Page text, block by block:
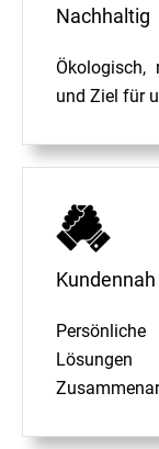
Nachhaltig
Ökologisch,
und Ziel für
Kundennah